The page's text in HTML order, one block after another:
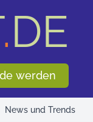
.DE
werden
News und Trends